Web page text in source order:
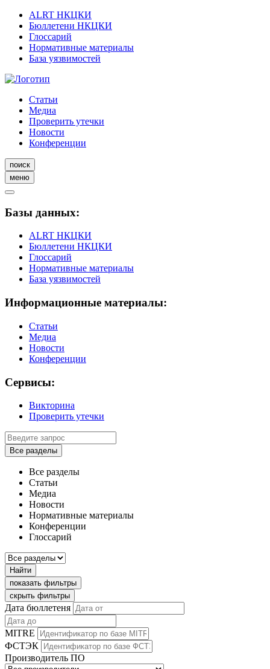
ALRT НКЦКИ
Бюллетени НКЦКИ
Глоссарий
Нормативные материалы
База уязвимостей
Статьи
Медиа
Проверить утечки
Новости
Конференции
поиск
меню
Базы данных:
ALRT НКЦКИ
Бюллетени НКЦКИ
Глоссарий
Нормативные материалы
База уязвимостей
Информационные материалы:
Статьи
Медиа
Новости
Конференции
Сервисы:
Викторина
Проверить утечки
Все разделы
Все разделы
Статьи
Медиа
Новости
Нормативные материалы
Конференции
Глоссарий
Найти
показать фильтры
скрыть фильтры
Дата бюллетеня
MITRE
ФСТЭК
Производитель ПО